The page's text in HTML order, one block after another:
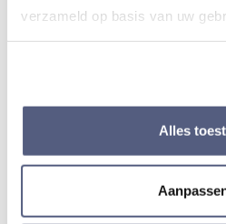
verzameld op basis van uw
Alles
Soort glas
Saffier glas
Techniek
Astron